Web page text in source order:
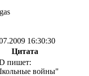
16:30:30
Цитата
пишет:
войны"